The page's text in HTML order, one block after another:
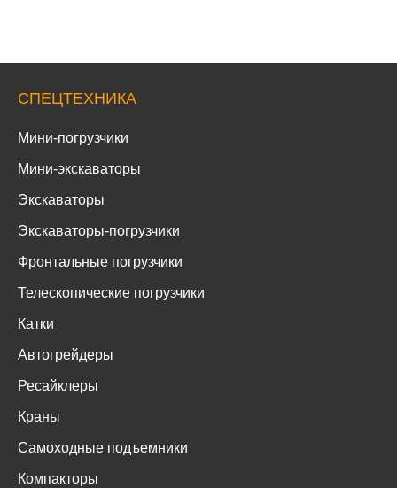
СПЕЦТЕХНИКА
Мини-погрузчики
Мини-экскаваторы
Экскаваторы
Экскаваторы-погрузчики
Фронтальные погрузчики
Телескопические погрузчики
Катки
Автогрейдеры
Ресайклеры
Краны
Самоходные подъемники
Компакторы